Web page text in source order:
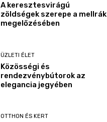
A keresztesvirágú
zöldségek szerepe a mellrák
megelőzésében
ÜZLETI ÉLET
Közösségi és
rendezvénybútorok az
elegancia jegyében
OTTHON ÉS KERT